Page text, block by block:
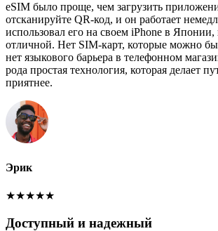
eSIM было проще, чем загрузить
отсканируйте QR-код, и он работает
использовал его на своем iPhone в Японии,
отличной. Нет SIM-карт, которые можно
нет языкового барьера в телефонном
рода простая технология, которая делает
приятнее.
Эрик
★★★★★
Доступный и надежный